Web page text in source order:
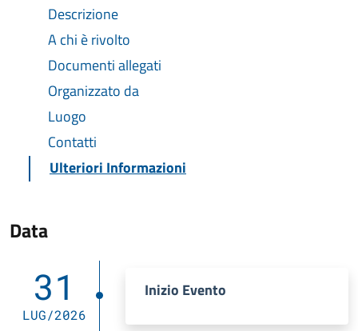
Descrizione
A chi è rivolto
Documenti allegati
Organizzato da
Luogo
Contatti
Ulteriori Informazioni
Data
31
LUG/2026
Inizio Evento